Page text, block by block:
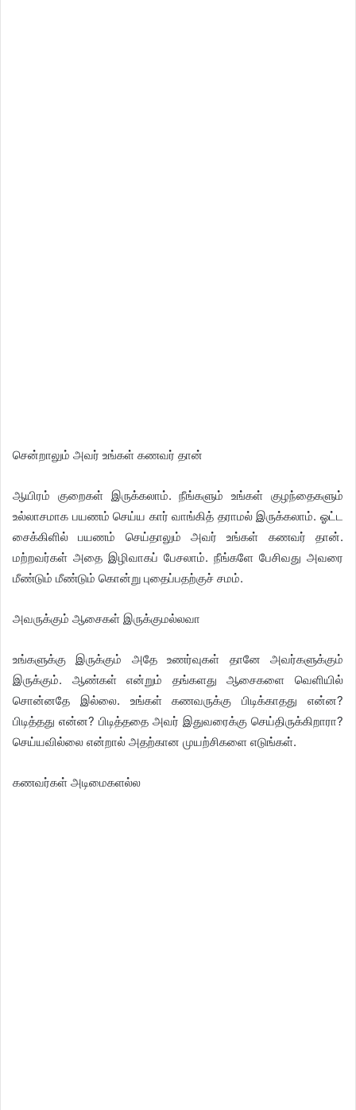
சென்றாலும் அவர் உங்கள் கணவர் தான்
ஆயிரம் குறைகள் இருக்கலாம். நீங்களும் உங்கள் குழந்தைகளும்
உல்லாசமாக பயணம் செய்ய கார் வாங்கித் தராமல் இருக்கலாம். ஓட்ட
சைக்கிளில் பயணம் செய்தாலும் அவர் உங்கள் கணவர் தான்.
மற்றவர்கள் அதை இழிவாகப் பேசலாம். நீங்களே பேசிவது அவரை
மீண்டும் மீண்டும் கொன்று புதைப்பதற்குச் சமம்.
அவருக்கும் ஆசைகள் இருக்குமல்லவா
உங்களுக்கு இருக்கும் அதே உணர்வுகள் தானே அவர்களுக்கும்
இருக்கும். ஆண்கள் என்றும் தங்களது ஆசைகளை வெளியில்
சொன்னதே இல்லை. உங்கள் கணவருக்கு பிடிக்காதது என்ன?
பிடித்தது என்ன? பிடித்ததை அவர் இதுவரைக்கு செய்திருக்கிறாரா?
செய்யவில்லை என்றால் அதற்கான முயற்சிகளை எடுங்கள்.
கணவர்கள் அடிமைகளல்ல